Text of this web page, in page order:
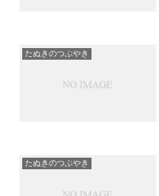
たぬきのつぶやき
たぬきのつぶやき